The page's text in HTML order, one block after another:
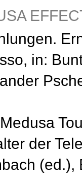
in:
der
(ed.),